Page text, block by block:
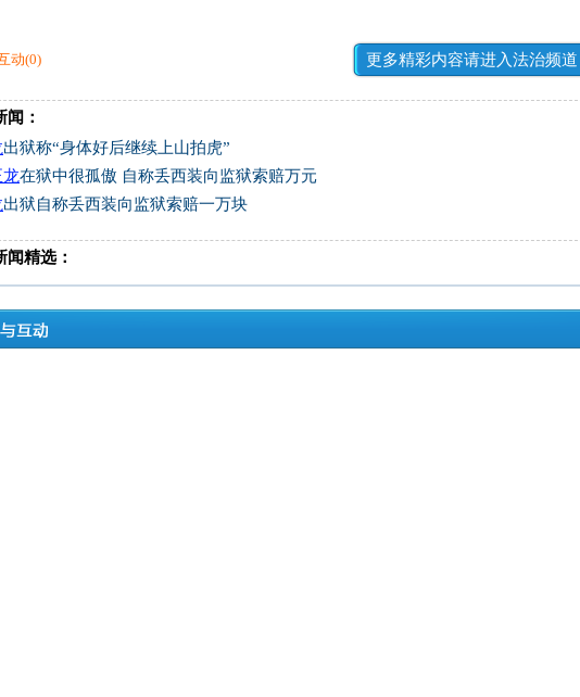
动(0) 更多精彩内容请进入法治频道
闻：
出狱称“身体好后继续上山拍虎”
龙在狱中很孤傲 自称丢西装向监狱索赔万元
出狱自称丢西装向监狱索赔一万块
闻精选：